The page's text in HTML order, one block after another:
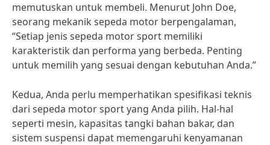
memutuskan untuk membeli. Menurut John Doe,
seorang mekanik sepeda motor berpengalaman,
“Setiap jenis sepeda motor sport memiliki
karakteristik dan performa yang berbeda. Penting
untuk memilih yang sesuai dengan kebutuhan Anda.”
Kedua, Anda perlu memperhatikan spesifikasi teknis
dari sepeda motor sport yang Anda pilih. Hal-hal
seperti mesin, kapasitas tangki bahan bakar, dan
sistem suspensi dapat memengaruhi kenyamanan